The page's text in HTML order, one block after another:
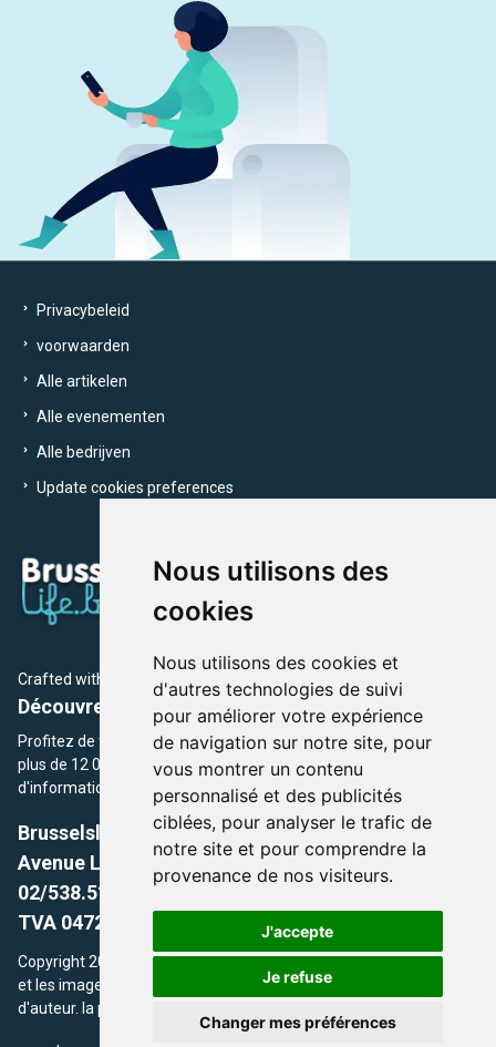
Nous utilisons des
cookies
Nous utilisons des cookies et
d'autres technologies de suivi
pour améliorer votre expérience
de navigation sur notre site, pour
vous montrer un contenu
personnalisé et des publicités
ciblées, pour analyser le trafic de
notre site et pour comprendre la
provenance de nos visiteurs.
J'accepte
Je refuse
Changer mes préférences
Privacybeleid
voorwaarden
Alle artikelen
Alle evenementen
Alle bedrijven
Update cookies preferences
Crafted with by Brusselslife Team
Découvrez plus de 12 000 adresses et événements
Profitez de toutes les sections de BrusselsLife.be et découvrez
plus de 12 000 adresses et un grand choix d'événements,
d'informations et de conseils et astuces de notre écriture.
Brusselslife.be
Avenue Louise, 500 -1050 Ixelles, Brussels,
02/538.51.49.
TVA 0472.281.221
Copyright 2026 © Brusselslife.be Tous droits réservés. Le contenu
et les images utilisés sur ce site sont protégés par le droit
d'auteur. la propriétaires respectifs.